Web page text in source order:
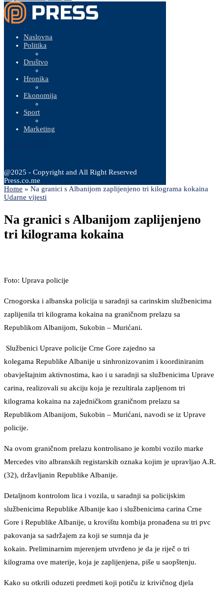
Naslovna
Politika
Društvo
Hronika
Ekonomija
Sport
Marketing
@2025 - Copyright and All Right Reserved
Press.co.me
Home » Na granici s Albanijom zaplijenjeno tri kilograma kokaina
Udarne vijesti
Na granici s Albanijom zaplijenjeno
tri kilograma kokaina
Foto: Uprava policije
Crnogorska i albanska policija u saradnji sa carinskim službenicima
zaplijenila tri kilograma kokaina na graničnom prelazu sa
Republikom Albanijom, Sukobin – Murićani.
Službenici Uprave policije Crne Gore zajedno sa
kolegama Republike Albanije u sinhronizovanim i koordiniranim
obavještajnim aktivnostima, kao i u saradnji sa službenicima Uprave
carina, realizovali su akciju koja je rezultirala zapljenom tri
kilograma kokaina na zajedničkom graničnom prelazu sa
Republikom Albanijom, Sukobin – Murićani, navodi se iz Uprave
policije.
Na ovom graničnom prelazu kontrolisano je kombi vozilo marke
Mercedes vito albranskih registarskih oznaka kojim je upravljao A.R.
(32), državljanin Republike Albanije.
Detaljnom kontrolom lica i vozila, u saradnji sa policijskim
službenicima Republike Albanije kao i službenicima carina Crne
Gore i Republike Albanije, u krovištu kombija pronađena su tri pvc
pakovanja sa sadržajem za koji se sumnja da je
kokain. Preliminarnim mjerenjem utvrđeno je da je riječ o tri
kilograma ove materije, koja je zaplijenjena, piše u saopštenju.
Kako su otkrili oduzeti predmeti koji potiču iz krivičnog djela